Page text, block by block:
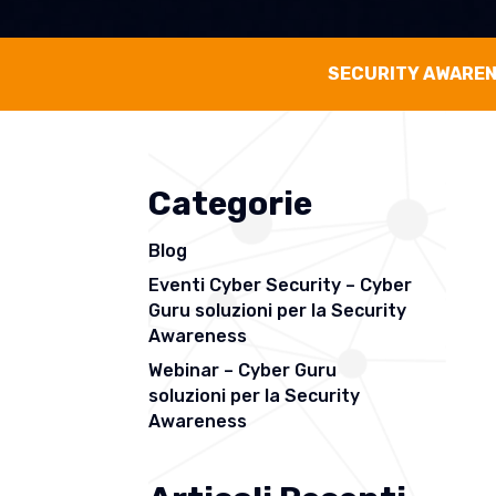
SECURITY
Categorie
Blog
Eventi Cyber Security – Cyber
Guru soluzioni per la Security
Awareness
Webinar – Cyber Guru
soluzioni per la Security
Awareness